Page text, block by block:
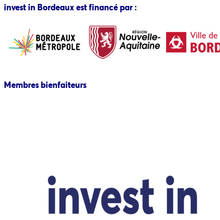
invest in Bordeaux est financé par :
Membres bienfaiteurs